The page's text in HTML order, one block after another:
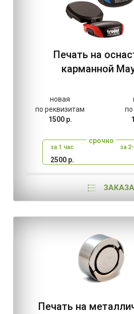
Печать на
карманной
новая
по реквизитам
1500 р.
по
срочно
за 1 час
2500 р.
за
Печать на